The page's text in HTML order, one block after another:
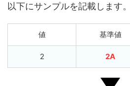
以下にサンプルを記載します。
値 基準値
2 2A